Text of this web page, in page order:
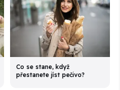
Co se stane, když
přestanete jíst pečivo?